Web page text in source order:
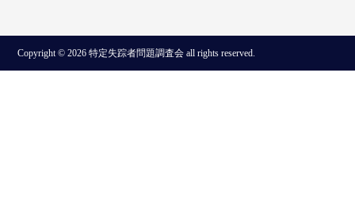
Copyright © 2026 特定失踪者問題調査会 all rights reserved.